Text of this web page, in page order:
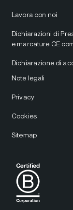
Lavora con noi
Dichiarazioni di
e marcature CE
Dichiarazione di
Note legali
Privacy
Cookies
Sitemap